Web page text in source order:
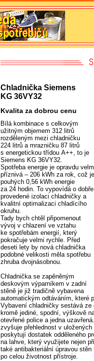
Chladnička Siemens
KG 36VY32
Kvalita za dobrou cenu
Bílá kombinace s celkovým
užitným objemem 312 litrů
rozděleným mezi chladničku
224 litrů a mrazničku 87 litrů
s energetickou třídou A++, to je
Siemens KG 36VY32.
Spotřeba energie je opravdu
příznivá – 206 kWh za rok, což
pouhých 0,56 kWh energie
za 24 hodin. To vypovídá o dobře
provedené izolaci chladničky a
kvalitní optimalizaci chladícího
okruhu.
Tady bych chtěl připomenout
vývoj v chlazení ve vztahu
ke spotřebám energií, který
pokračuje velmi rychle. Před
deseti lety by nová chladnička
podobné velikosti měla spotřebu
zhruba dvojnásobnou.
Chladnička se zapěněným
deskovým výparníkem v zadní
stěně je již tradičně vybavena
automatickým odtáváním, které
Vybavení chladničky sestává
kromě jediné, spodní, výškově
otevřené police a jedna
zvyšuje přehlednost v
poskytují dostatek odděleného
na lahve, který využijete nejen
také antibakteriální úpravou
po celou životnost přístroje.